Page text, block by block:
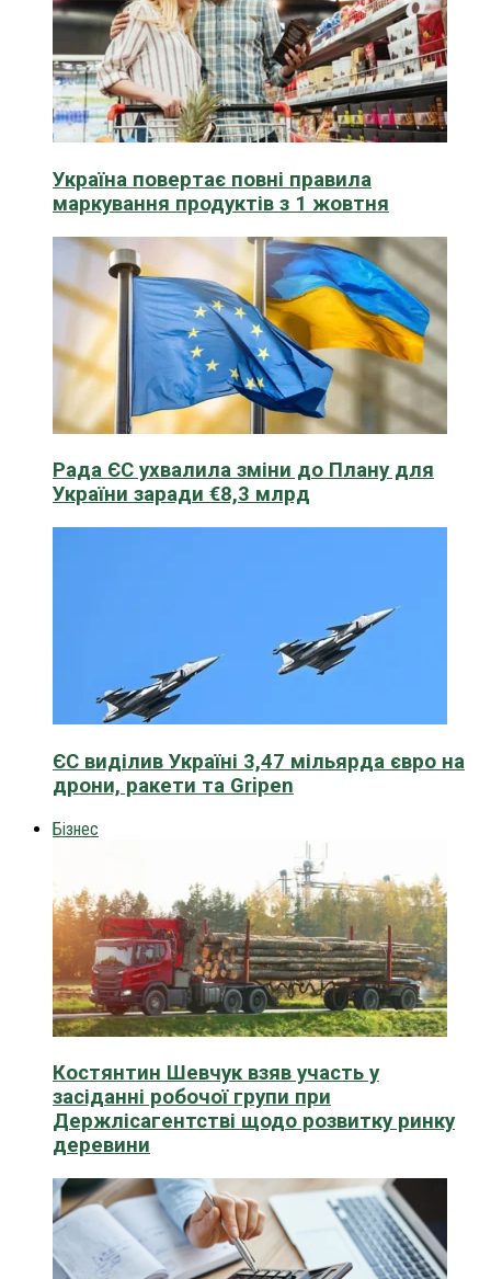
Україна повертає повні правила
маркування продуктів з 1 жовтня
Рада ЄС ухвалила зміни до Плану для
України заради €8,3 млрд
ЄС виділив Україні 3,47 мільярда євро на
дрони, ракети та Gripen
Бізнес
Костянтин Шевчук взяв участь у
засіданні робочої групи при
Держлісагентстві щодо розвитку ринку
деревини